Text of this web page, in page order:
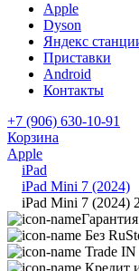
Apple
Dyson
Яндекс
Приставки
Android
Контакты
+7 (906) 630-10-91
Корзина
Apple
iPad
iPad Mini 7 (2024)
iPad Mini 7 (2024)
Без
Trade IN
Кредит